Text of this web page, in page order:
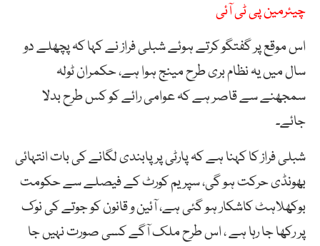
چیئرمین پی ٹی آئی
اس موقع پر گفتگو کرتے ہوئے شبلی فراز نے کہا کہ پچھلے دو
سال میں یہ نظام بری طرح مینج ہوا ہے، حکمران ٹولہ
سمجھنے سے قاصر ہے کہ عوامی رائے کو کس طرح بدلا
جائے۔
شبلی فراز کا کہنا ہے کہ پارٹی پر پابندی لگانے کی بات انتہائی
بھونڈی حرکت ہو گی، سپریم کورٹ کے فیصلے سے حکومت
بوکھلاہٹ کاشکار ہو گئی ہے، آئین و قانون کو جوتے کی نوک
پر رکھا جا رہا ہے ، اس طرح ملک آگے کسی صورت نہیں جا